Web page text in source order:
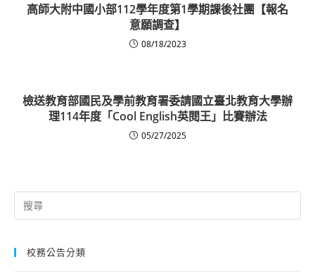
高師大附中國小部112學年度第1學期課後社團【報名
意願調查】
08/18/2023
檢送教育部國民及學前教育署委請國立臺北教育大學辦
理114年度「Cool English英閱王」比賽辦法
05/27/2025
Search
for:
校務公告分類